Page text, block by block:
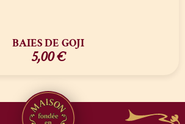
BAIES DE GOJI
5,00€